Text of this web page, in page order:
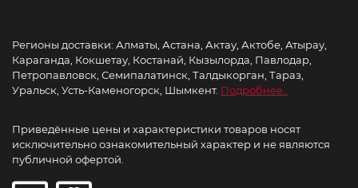
Регионы доставки: Алматы, Астана, Актау, Актобе, Атырау,
Караганда, Кокшетау, Костанай, Кызылорда, Павлодар,
Петропавловск, Семипалатинск, Талдыкорган, Тараз,
Уральск, Усть-Каменогорск, Шымкент. Подробнее..
Приведённые цены и характеристики товаров носят
исключительно ознакомительный характер и не являются
публичной офертой.